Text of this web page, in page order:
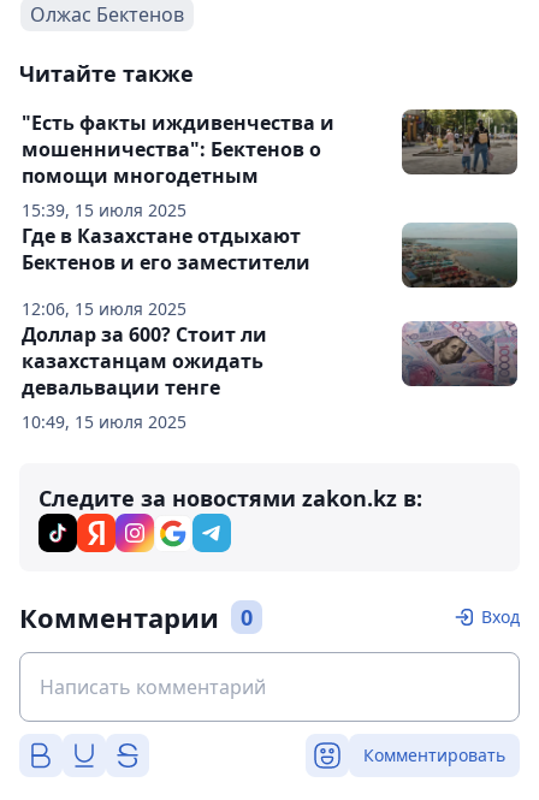
Олжас Бектенов
Читайте также
15:39, 15 июля 2025
"Есть факты иждивенчества и
мошенничества": Бектенов о
помощи многодетным
12:06, 15 июля 2025
Где в Казахстане отдыхают
Бектенов и его заместители
10:49, 15 июля 2025
Доллар за 600? Стоит ли
казахстанцам ожидать
девальвации тенге
Следите за новостями zakon.kz в:
Комментарии 0 Вход
Комментировать